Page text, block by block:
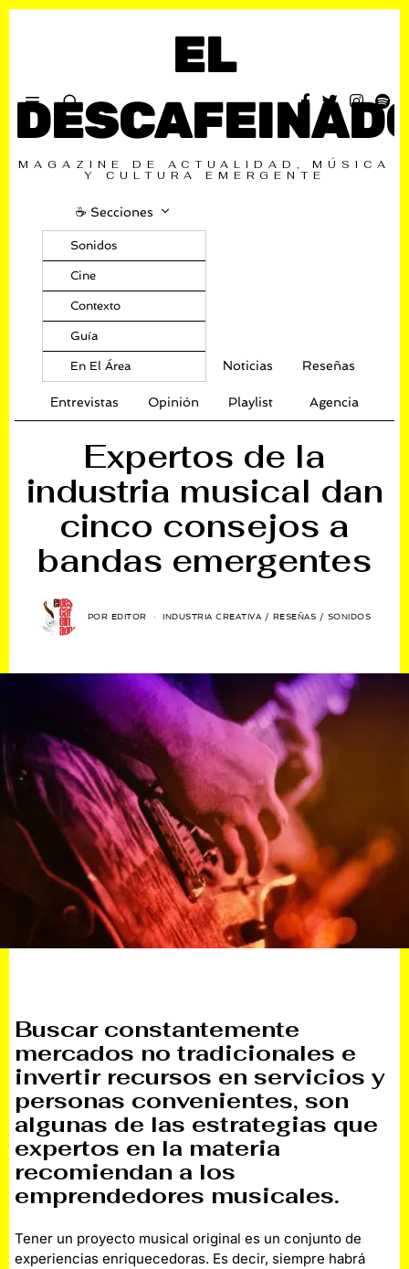
EL
MAGAZINE DE ACTUALIDAD, MÚSICA
Y CULTURA EMERGENTE
☕️ Secciones
Sonidos
Cine
Contexto
Guía
En El Área Noticias Reseñas
Entrevistas Opinión Playlist Agencia
Expertos de la
industria musical dan
cinco consejos a
bandas emergentes
POR EDITOR INDUSTRIA CREATIVA / RESEÑAS / SONIDOS
Buscar constantemente
mercados no tradicionales e
invertir recursos en servicios y
personas convenientes, son
algunas de las estrategias que
expertos en la materia
recomiendan a los
emprendedores musicales.
Tener un proyecto musical original es un conjunto de
experiencias enriquecedoras. Es decir, siempre habrá